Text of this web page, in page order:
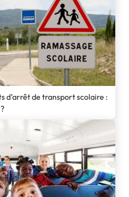
d’arrêt de transport scolaire :